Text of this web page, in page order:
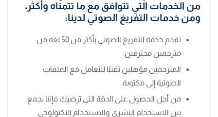
من الخدمات التي تتوافق مع ما تتمناه وأكثر،
ومن خدمات التفريغ الصوتي لدينا:
نقدم خدمة التفريغ الصوتي بأكثر من 50 لغة من
مترجمين محترفين.
المترجمين مؤهلين تقنيًا للتعامل مع الملفات
الصوتية إلى مكتوبة.
من أجل الحصول على الدقة التي ترضيك فإننا نجمع
بين الاستخدام البشري والاستخدام التكنولوجي.